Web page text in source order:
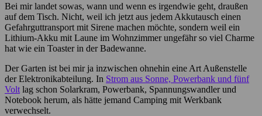
Bei mir landet sowas, wann und wenn es irgendwie geht, draußen
auf dem Tisch. Nicht, weil ich jetzt aus jedem Akkutausch einen
Gefahrguttransport mit Sirene machen möchte, sondern weil ein
Lithium-Akku mit Laune im Wohnzimmer ungefähr so viel Charme
hat wie ein Toaster in der Badewanne.
Der Garten ist bei mir ja inzwischen ohnehin eine Art Außenstelle
der Elektronikabteilung. In Strom aus Sonne, Powerbank und fünf
Volt lag schon Solarkram, Powerbank, Spannungswandler und
Notebook herum, als hätte jemand Camping mit Werkbank
verwechselt.